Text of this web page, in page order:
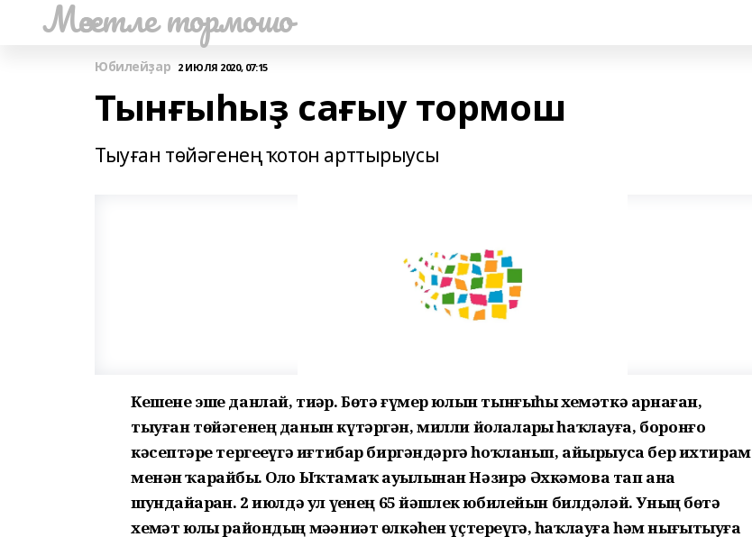
Мәсетле тормошо
Юбилейҙар 2 ИЮЛЯ 2020, 07:15
Тынғыһыҙ сағыу тормош
Тыуған төйәгенең ҡотон арттырыусы
Кешене эше данлай, тиҙәр. Бөтә ғүмер юлын тынғыһыҙ хеҙмәткә арнаған,
тыуған төйәгенең данын күтәргән, милли йолаларҙы һаҡлауға, боронғо
кәсептәрҙе тергеҙеүгә иғтибар биргәндәргә һоҡланып, айырыуса бер ихтирам
менән ҡарайбыҙ. Оло Ыҡтамаҡ ауылынан Нәзирә Әхкәмова тап ана
шундайҙарҙан. 2 июлдә ул үҙенең 65 йәшлек юбилейын билдәләй. Уның бөтә
хеҙмәт юлы райондың мәҙәниәт өлкәһен үҫтереүгә, һаҡлауға һәм нығытыуға